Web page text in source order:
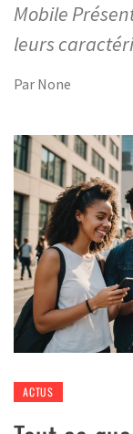
Mobile
leurs
Par None
ACTUS